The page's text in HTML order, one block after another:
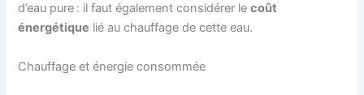
d’eau pure : il faut également considérer lecoût
énergétique lié au chauffage de cette eau.
Chauffage et énergie consommée